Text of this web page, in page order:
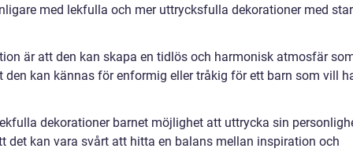
med lekfulla och mer uttrycksfulla dekorationer med
är att den kan skapa en tidlös och harmonisk atmosfär
den kan kännas för enformig eller tråkig för ett barn som vill
dekorationer barnet möjlighet att uttrycka sin
det kan vara svårt att hitta en balans mellan inspiration och